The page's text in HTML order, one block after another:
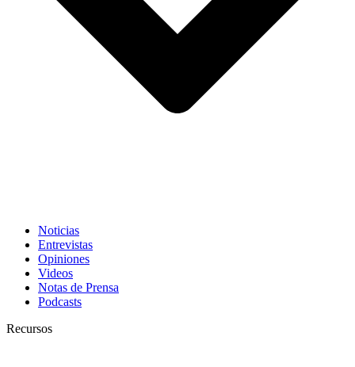
Noticias
Entrevistas
Opiniones
Videos
Notas de Prensa
Podcasts
Recursos